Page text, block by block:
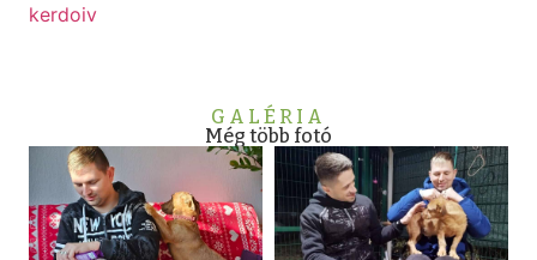
kerdoiv
GALÉRIA
Még több fotó